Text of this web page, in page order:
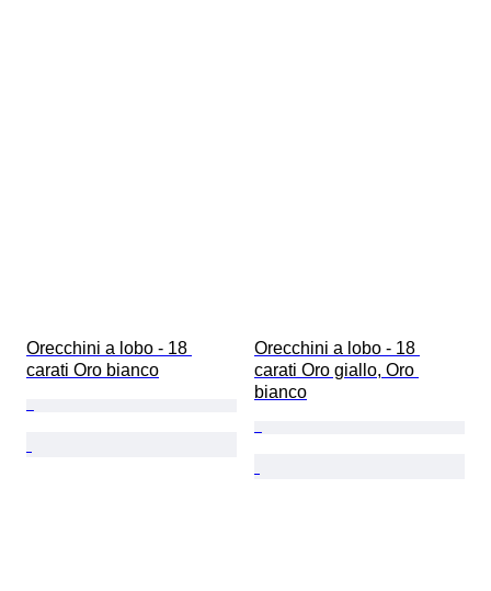
Orecchini a lobo - 18
carati Oro bianco
Orecchini a lobo - 18
carati Oro giallo, Oro
bianco